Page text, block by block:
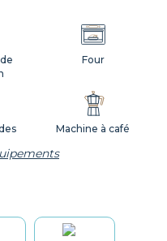
Four
Machine à café